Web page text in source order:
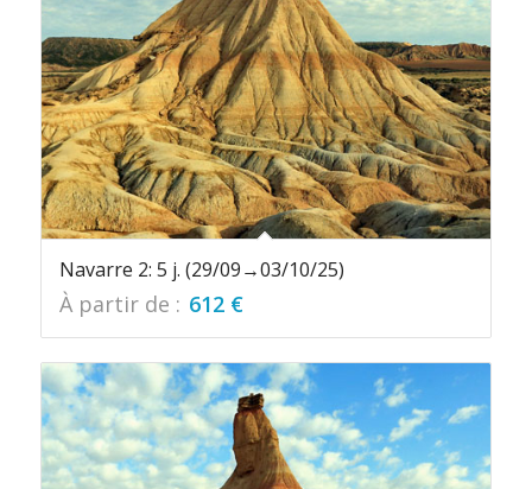
Navarre 2: 5 j. (29/09→03/10/25)
À partir de : 612 €